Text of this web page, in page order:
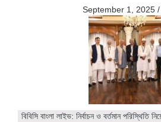
September 1, 2025 /
বিবিসি বাংলা লাইভ: নির্বাচন ও বর্তমান পরিস্থিতি